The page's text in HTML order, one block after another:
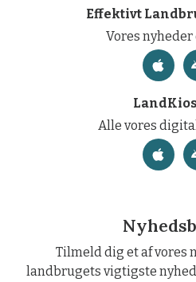
Effektivt
Vores nyheder
Alle vores
Tilmeld dig et af vores
landbrugets vigtigste